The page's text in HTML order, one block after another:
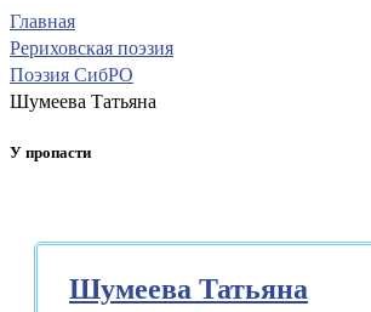
Главная
Рериховская поэзия
Поэзия СибРО
Шумеева Татьяна
У пропасти
Шумеева Татьяна